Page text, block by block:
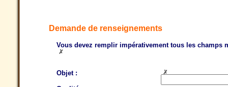
Demande de renseignements
Vous devez remplir impérativement tous les champs
Objet :